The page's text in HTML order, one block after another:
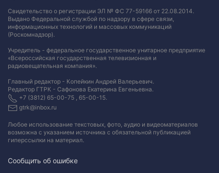
Свидетельство о регистрации ЭЛ № ФС 77-59166 от 22.08.2014.
Выдано Федеральной службой по надзору в сфере связи,
информационных технологий и массовых коммуникаций
(Роскомнадзор).
Учредитель - федеральное государственное унитарное предприятие
«Всероссийская государственная телевизионная и
радиовещательная компания».
Главный редактор - Копейкин Андрей Валерьевич.
Редактор ГТРК - Сафонова Екатерина Евгеньевна.
+7 (3812) 65-00-75 , 65-00-15.
gtrk@inbox.ru
Любое использование текстовых, фото, аудио и видеоматериалов
возможна с указанием источника с обязательной публикацией
гиперссылки на материал.
Сообщить об ошибке